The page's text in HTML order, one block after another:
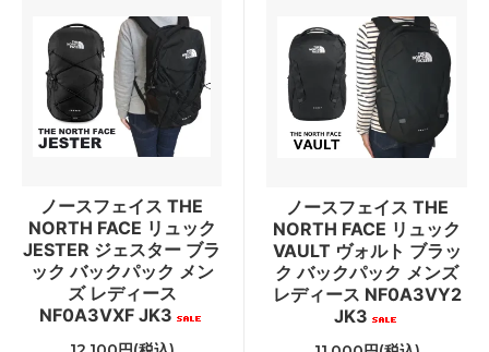
ノースフェイス THE
NORTH FACE リュック
JESTER ジェスター ブラ
ック バックパック メン
ズ レディース
NF0A3VXF JK3
ノースフェイス THE
NORTH FACE リュック
VAULT ヴォルト ブラッ
ク バックパック メンズ
レディース NF0A3VY2
JK3